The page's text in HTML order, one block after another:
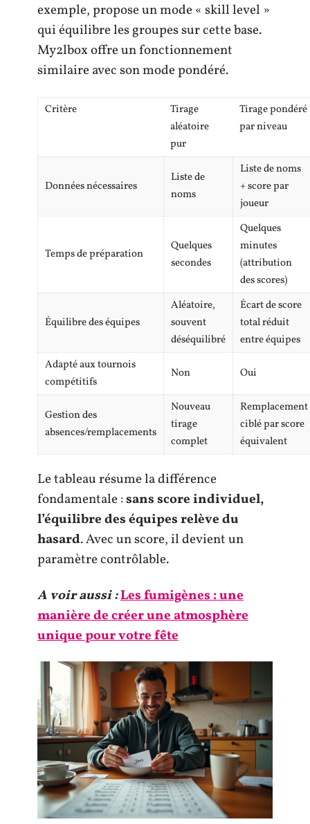
exemple, propose un mode « skill level »
qui équilibre les groupes sur cette base.
My2lbox offre un fonctionnement
similaire avec son mode pondéré.
Critère
Tirage
aléatoire
pur
Tirage pondéré
par niveau
Données nécessaires
Liste de
noms
Liste de noms
+ score par
joueur
Temps de préparation
Quelques
secondes
Quelques
minutes
(attribution
des scores)
Équilibre des équipes
Aléatoire,
souvent
déséquilibré
Écart de score
total réduit
entre équipes
Adapté aux tournois
compétitifs
Non Oui
Gestion des
absences/remplacements
Nouveau
tirage
complet
Remplacement
ciblé par score
équivalent
Le tableau résume la différence
fondamentale :sans score individuel,
l’équilibre des équipes relève du
hasard. Avec un score, il devient un
paramètre contrôlable.
A voir aussi :Les fumigènes : une
manière de créer une atmosphère
unique pour votre fête